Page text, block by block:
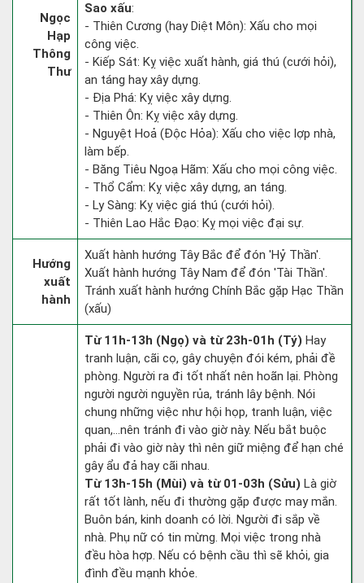
Ngọc
Hạp
Thông
Thư
Sao xấu:
- Thiên Cương (hay Diệt Môn): Xấu cho mọi
công việc.
- Kiếp Sát: Kỵ việc xuất hành, giá thú (cưới hỏi),
an táng hay xây dựng.
- Địa Phá: Kỵ việc xây dựng.
- Thiên Ôn: Kỵ việc xây dựng.
- Nguyệt Hoả (Độc Hỏa): Xấu cho việc lợp nhà,
làm bếp.
- Băng Tiêu Ngoạ Hãm: Xấu cho mọi công việc.
- Thổ Cẩm: Kỵ việc xây dựng, an táng.
- Ly Sàng: Kỵ việc giá thú (cưới hỏi).
- Thiên Lao Hắc Đạo: Kỵ mọi việc đại sự.
Hướng
xuất
hành
Xuất hành hướng Tây Bắc để đón 'Hỷ Thần'.
Xuất hành hướng Tây Nam để đón 'Tài Thần'.
Tránh xuất hành hướng Chính Bắc gặp Hạc Thần
(xấu)
Từ 11h-13h (Ngọ) và từ 23h-01h (Tý) Hay
tranh luận, cãi cọ, gây chuyện đói kém, phải đề
phòng. Người ra đi tốt nhất nên hoãn lại. Phòng
người người nguyền rủa, tránh lây bệnh. Nói
chung những việc như hội họp, tranh luận, việc
quan,…nên tránh đi vào giờ này. Nếu bắt buộc
phải đi vào giờ này thì nên giữ miệng để hạn ché
gây ẩu đả hay cãi nhau.
Từ 13h-15h (Mùi) và từ 01-03h (Sửu) Là giờ
rất tốt lành, nếu đi thường gặp được may mắn.
Buôn bán, kinh doanh có lời. Người đi sắp về
nhà. Phụ nữ có tin mừng. Mọi việc trong nhà
đều hòa hợp. Nếu có bệnh cầu thì sẽ khỏi, gia
đình đều mạnh khỏe.